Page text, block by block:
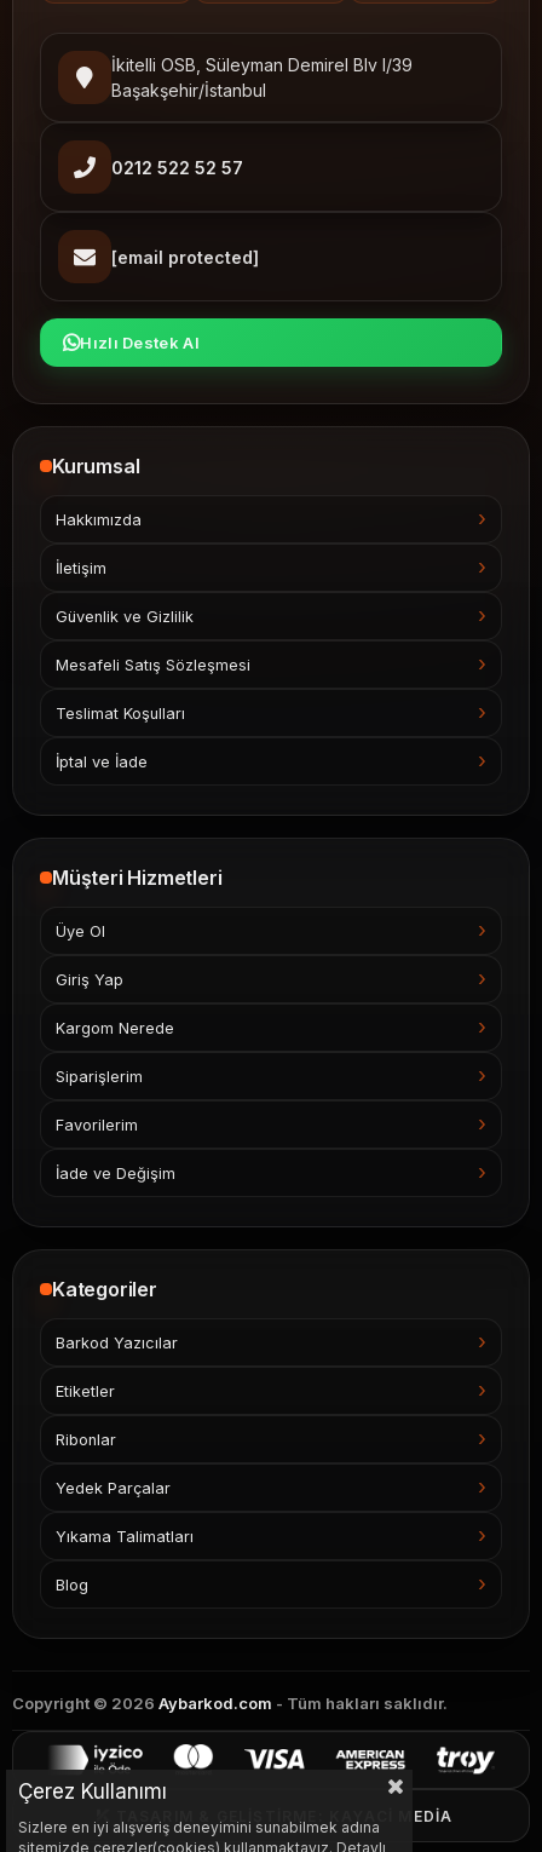
İkitelli OSB, Süleyman Demirel Blv I/39
Başakşehir/İstanbul
0212 522 52 57
[email protected]
Hızlı Destek Al
Kurumsal
Hakkımızda
İletişim
Güvenlik ve Gizlilik
Mesafeli Satış Sözleşmesi
Teslimat Koşulları
İptal ve İade
Müşteri Hizmetleri
Üye Ol
Giriş Yap
Kargom Nerede
Siparişlerim
Favorilerim
İade ve Değişim
Kategoriler
Barkod Yazıcılar
Etiketler
Ribonlar
Yedek Parçalar
Yıkama Talimatları
Blog
Copyright © 2026 Aybarkod.com - Tüm hakları saklıdır.
TASARIM & GELIŞTIRME: KAYACI MEDIA
Çerez Kullanımı
Sizlere en iyi alışveriş deneyimini sunabilmek adına
sitemizde çerezler(cookies) kullanmaktayız. Detaylı